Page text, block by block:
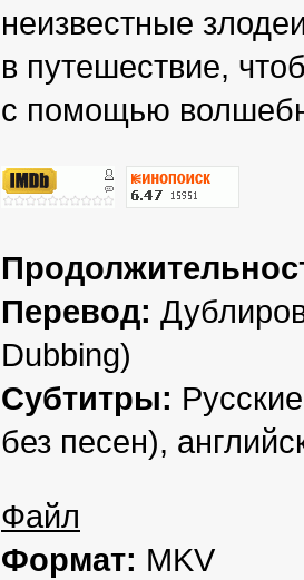
неизвестные
в путешествие,
с помощью
Перевод:
Dubbing)
Субтитры:
без песен),
Файл
Формат: MKV